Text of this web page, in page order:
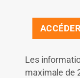
Les
maximale de